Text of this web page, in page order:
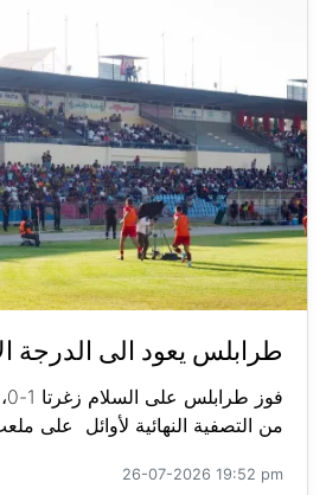
طرابلس يعود الى الدرجة
من التصفية النهائية لأوائل على
26-07-2026 19:52 pm